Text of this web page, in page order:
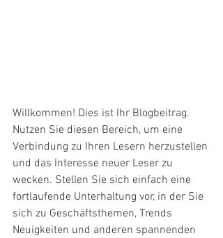
Willkommen! Dies ist Ihr Blogbeitrag.
Nutzen Sie diesen Bereich, um eine
Verbindung zu Ihren Lesern herzustellen
und das Interesse neuer Leser zu
wecken. Stellen Sie sich einfach eine
fortlaufende Unterhaltung vor, in der Sie
sich zu Geschäftsthemen, Trends
Neuigkeiten und anderen spannenden